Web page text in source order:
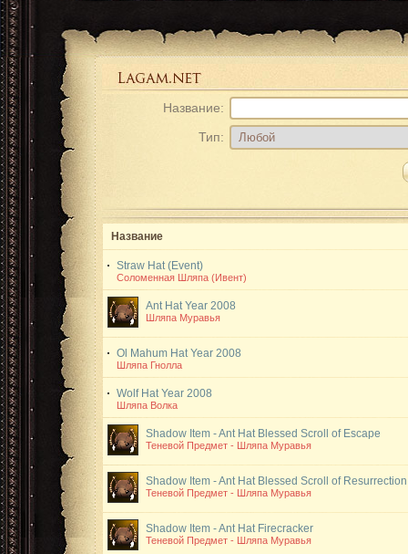
Название:
Тип:
Название
Straw Hat (Event)
Соломенная Шляпа (Ивент)
Ant HatYear 2008
Шляпа Муравья
Ol Mahum HatYear 2008
Шляпа Гнолла
Wolf HatYear 2008
Шляпа Волка
Shadow Item - Ant Hat Blessed Scroll of Escape
Теневой Предмет - Шляпа Муравья
Shadow Item - Ant Hat Blessed Scroll of Resurrection
Теневой Предмет - Шляпа Муравья
Shadow Item - Ant Hat Firecracker
Теневой Предмет - Шляпа Муравья